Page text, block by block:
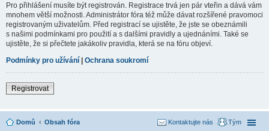
Pro přihlášení musíte být registrován. Registrace trvá jen pár vteřin a dává vám
mnohem větší možnosti. Administrátor fóra též může dávat rozšířené pravomoci
registrovaným uživatelům. Před registrací se ujistěte, že jste se obeznámili
s našimi podmínkami pro použití a s dalšími pravidly a ujednáními. Také se
ujistěte, že si přečtete jakákoliv pravidla, která se na fóru objeví.
Podmínky pro užívání | Ochrana soukromí
Registrovat
Domů Obsah fóra Tým
Kontaktujte nás